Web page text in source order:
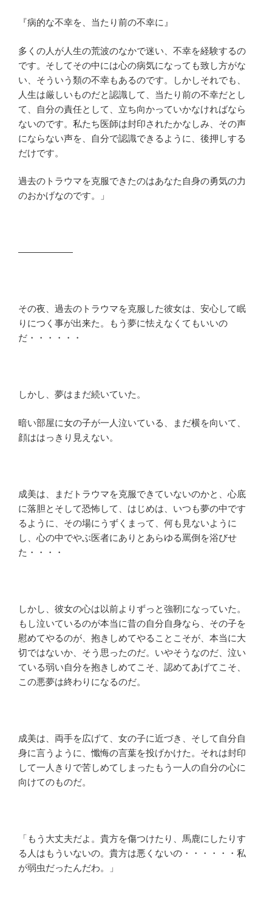
『病的な不幸を、当たり前の不幸に』
多くの人が人生の荒波のなかで迷い、不幸を経験するの
です。そしてその中には心の病気になっても致し方がな
い、そういう類の不幸もあるのです。しかしそれでも、
人生は厳しいものだと認識して、当たり前の不幸だとし
て、自分の責任として、立ち向かっていかなければなら
ないのです。私たち医師は封印されたかなしみ、その声
にならない声を、自分で認識できるように、後押しする
だけです。
過去のトラウマを克服できたのはあなた自身の勇気の力
のおかげなのです。」
――――――
その夜、過去のトラウマを克服した彼女は、安心して眠
りにつく事が出来た。もう夢に怯えなくてもいいの
だ・・・・・・
しかし、夢はまだ続いていた。
暗い部屋に女の子が一人泣いている、まだ横を向いて、
顔ははっきり見えない。
成美は、まだトラウマを克服できていないのかと、心底
に落胆とそして恐怖して、はじめは、いつも夢の中です
るように、その場にうずくまって、何も見ないように
し、心の中でやぶ医者にありとあらゆる罵倒を浴びせ
た・・・・
しかし、彼女の心は以前よりずっと強靭になっていた。
もし泣いているのが本当に昔の自分自身なら、その子を
慰めてやるのが、抱きしめてやることこそが、本当に大
切ではないか、そう思ったのだ。いやそうなのだ、泣い
ている弱い自分を抱きしめてこそ、認めてあげてこそ、
この悪夢は終わりになるのだ。
成美は、両手を広げて、女の子に近づき、そして自分自
身に言うように、懺悔の言葉を投げかけた。それは封印
して一人きりで苦しめてしまったもう一人の自分の心に
向けてのものだ。
「もう大丈夫だよ。貴方を傷つけたり、馬鹿にしたりす
る人はもういないの。貴方は悪くないの・・・・・・私
が弱虫だったんだわ。」